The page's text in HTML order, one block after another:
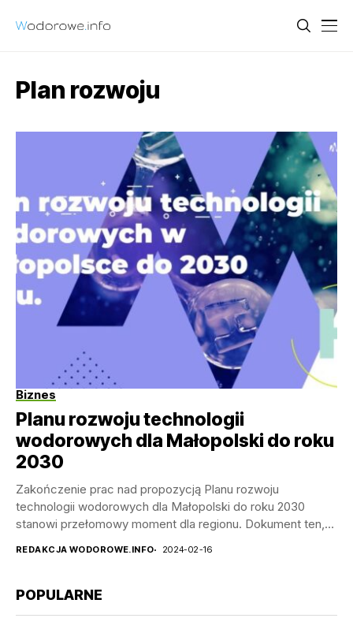
Plan rozwoju
Biznes
Planu rozwoju technologii
wodorowych dla Małopolski do roku
2030
Zakończenie prac nad propozycją Planu rozwoju
technologii wodorowych dla Małopolski do roku 2030
stanowi przełomowy moment dla regionu. Dokument ten,
REDAKCJA WODOROWE.INFO 2024-02-16
POPULARNE